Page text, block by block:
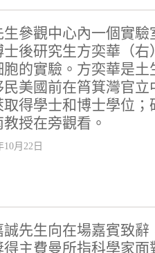
生參觀中心內一個實
士後研究生方奕華（
胞的實驗。方奕華是土
民美國前在筲箕灣官立
取得學士和博士學位
教授在旁觀看。
10月22日
誠先生向在場嘉賓致
得主費曼所指科學家